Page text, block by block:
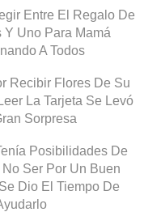
Entre El Regalo De
Y Uno Para Mamá
A Todos
Recibir Flores De Su
La Tarjeta Se Levó
Sorpresa
Posibilidades De
Ser Por Un Buen
Dio El Tiempo De